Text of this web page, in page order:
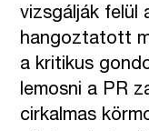
vizsgálják
hangoztatott
a kritikus
lemosni a PR
cirkalmas